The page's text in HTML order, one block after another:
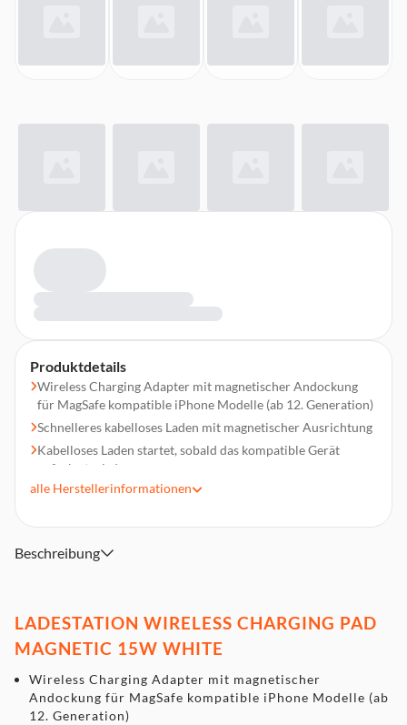
Produktdetails
Wireless Charging Adapter mit magnetischer Andockung
für MagSafe kompatible iPhone Modelle (ab 12. Generation)
Schnelleres kabelloses Laden mit magnetischer Ausrichtung
Kabelloses Laden startet, sobald das kompatible Gerät
aufgelegt wird
Kabellänge: 1,5 m
alle Herstellerinformationen
Beschreibung
LADESTATION WIRELESS CHARGING PAD
MAGNETIC 15W WHITE
Wireless Charging Adapter mit magnetischer
Andockung für MagSafe kompatible iPhone Modelle (ab
12. Generation)